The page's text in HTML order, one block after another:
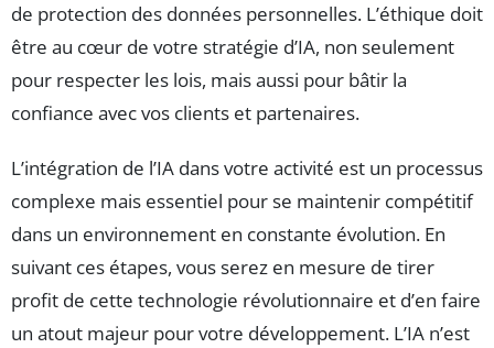
de protection des données personnelles. L’éthique doit
être au cœur de votre stratégie d’IA, non seulement
pour respecter les lois, mais aussi pour bâtir la
confiance avec vos clients et partenaires.
L’intégration de l’IA dans votre activité est un processus
complexe mais essentiel pour se maintenir compétitif
dans un environnement en constante évolution. En
suivant ces étapes, vous serez en mesure de tirer
profit de cette technologie révolutionnaire et d’en faire
un atout majeur pour votre développement. L’IA n’est